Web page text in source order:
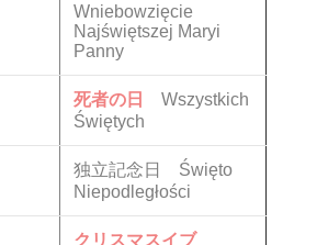
Wniebowzięcie
Najświętszej Maryi
Panny
死者の日
Wszystkich
Świętych
独立記念日 Święto
Niepodległości
クリスマスイブ